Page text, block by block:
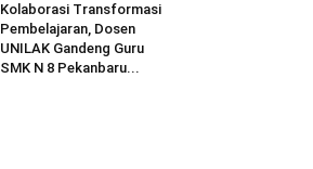
Kolaborasi Transformasi
Pembelajaran, Dosen
UNILAK Gandeng Guru
SMK N 8 Pekanbaru...